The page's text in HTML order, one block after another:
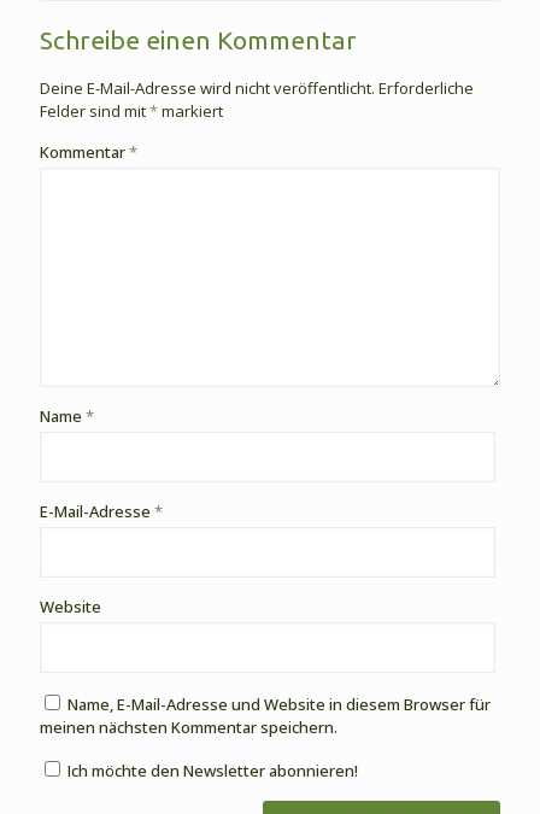
Schreibe einen Kommentar
Deine E-Mail-Adresse wird nicht veröffentlicht. Erforderliche
Felder sind mit*markiert
Kommentar*
Name *
E-Mail-Adresse *
Website
Name, E-Mail-Adresse und Website in diesem Browser für
meinen nächsten Kommentar speichern.
Ich möchte den Newsletter abonnieren!